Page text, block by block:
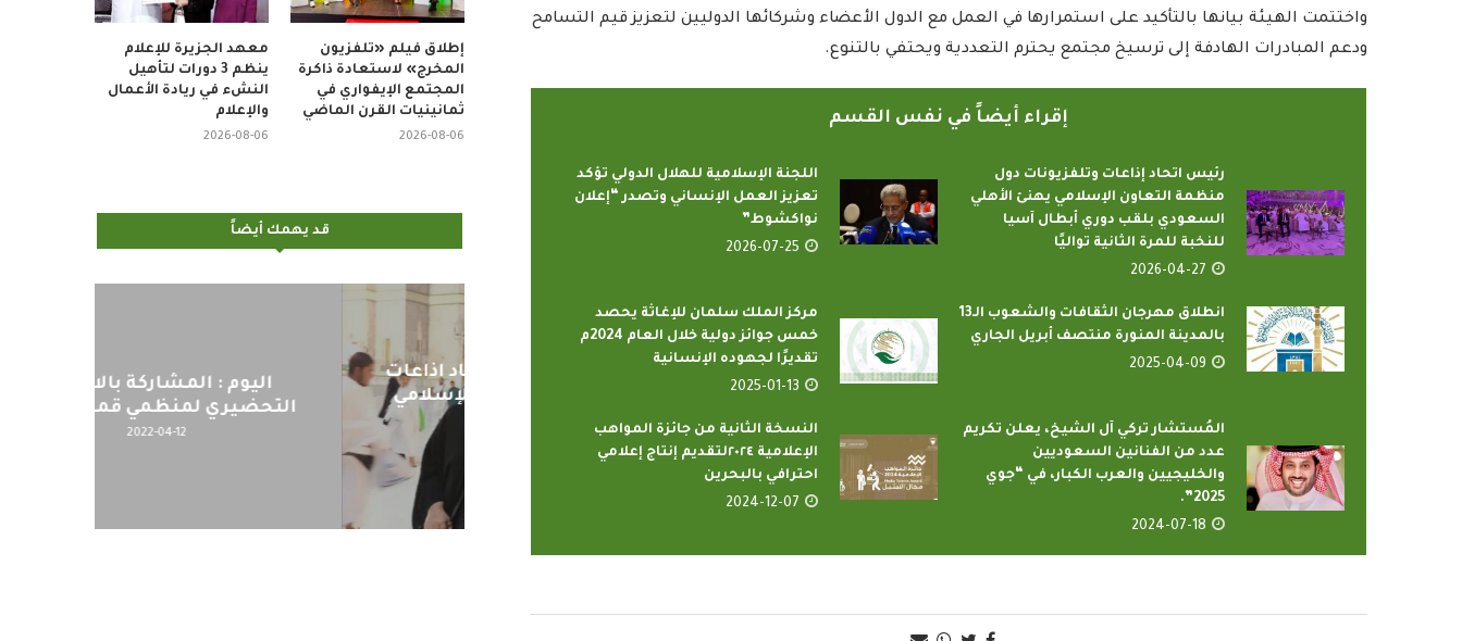
واختتمت الهيئة بيانها بالتأكيد على استمرارها في العمل مع الدول الأعضاء وشركائها الدوليين لتعزيز قيم التسامح
ودعم المبادرات الهادفة إلى ترسيخ مجتمع يحترم التعددية ويحتفي بالتنوع.
إقراء أيضاً في نفس القسم
رئيس اتحاد إذاعات وتلفزيونات دول
منظمة التعاون الإسلامي يهنئ الأهلي
السعودي بلقب دوري أبطال آسيا
للنخبة للمرة الثانية تواليًا
2026-04-27
اللجنة الإسلامية للهلال الدولي تؤكد
تعزيز العمل الإنساني وتصدر “إعلان
نواكشوط”
2026-07-25
انطلاق مهرجان الثقافات والشعوب الـ13
بالمدينة المنورة منتصف أبريل الجاري
2025-04-09
مركز الملك سلمان للإغاثة يحصد
خمس جوائز دولية خلال العام 2024م
تقديرًا لجهوده الإنسانية
2025-01-13
المُستشار تركي آل الشيخ، يعلن تكريم
عدد من الفنانين السعوديين
والخليجيين والعرب الكبار، في “جوي
2025”.
2024-07-18
النسخة الثانية من جائزة المواهب
الإعلامية ٢٠٢٤لتقديم إنتاج إعلامي
احترافي بالبحرين
2024-12-07
معهد الجزيرة للإعلام
ينظم 3 دورات لتأهيل
النشء في ريادة الأعمال
والإعلام
2026-08-06
إطلاق فيلم «تلفزيون
المخرج» لاستعادة ذاكرة
المجتمع الإيفواري في
ثمانينيات القرن الماضي
2026-08-06
قد يهمك أيضاً
أمين عام منظمة التعاون الإسلامي
2022-04-12
وتليفزيونات التعاون الإسلامي
يؤدون ...
2022-02-16
اليوم : المشاركة بالاجتماع
التحضيري لمنظمي قمة اسيا...